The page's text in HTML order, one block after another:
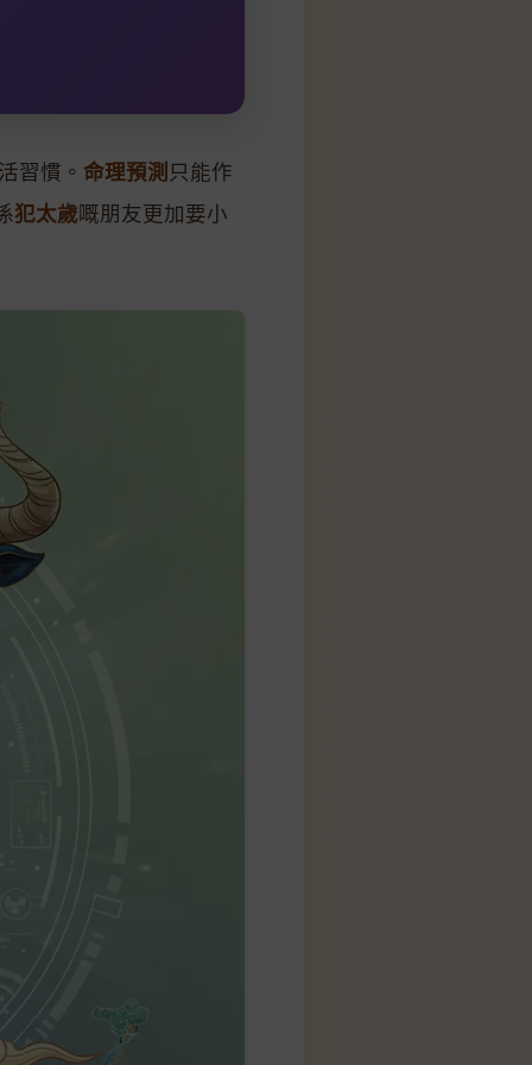
習慣。 命理預測只能作
犯太歲嘅朋友更加要小